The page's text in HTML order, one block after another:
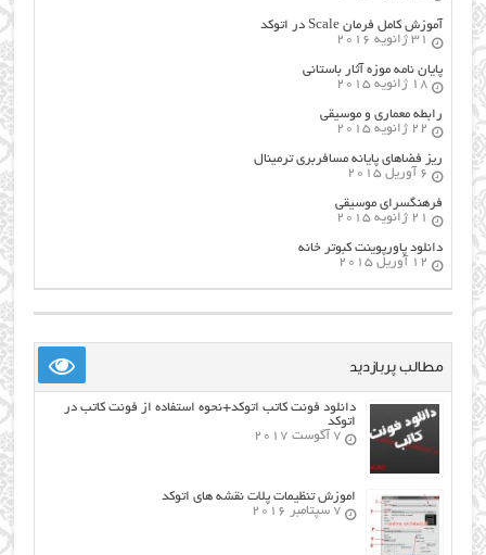
آموزش کامل فرمان Scale در اتوکد
31 ژانویه 2016
پایان نامه موزه آثار باستانی
18 ژانویه 2015
رابطه معماری و موسیقی
22 ژانویه 2015
ریز فضاهای پایانه مسافربری ترمینال
6 آوریل 2015
فرهنگسراي موسيقي
21 ژانویه 2015
دانلود پاورپوینت کبوتر خانه
12 آوریل 2015
مطالب پربازدید
دانلود فونت کاتب اتوکد+نحوه استفاده از فونت کاتب در
اتوکد
7 آگوست 2017
اموزش تنظیمات پلات نقشه های اتوکد
7 سپتامبر 2016